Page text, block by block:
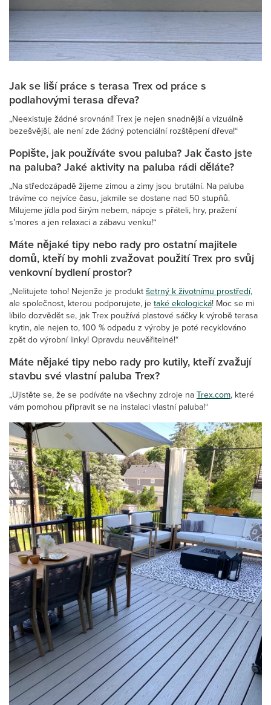
Jak se liší práce s terasa Trex od práce s
podlahovými terasa dřeva?
„Neexistuje žádné srovnání! Trex je nejen snadnější a vizuálně
bezešvější, ale není zde žádný potenciální rozštěpení dřeva!“
Popište, jak používáte svou paluba? Jak často jste
na paluba? Jaké aktivity na paluba rádi děláte?
„Na středozápadě žijeme zimou a zimy jsou brutální. Na paluba
trávíme co nejvíce času, jakmile se dostane nad 50 stupňů.
Milujeme jídla pod širým nebem, nápoje s přáteli, hry, pražení
s’mores a jen relaxaci a zábavu venku!“
Máte nějaké tipy nebo rady pro ostatní majitele
domů, kteří by mohli zvažovat použití Trex pro svůj
venkovní bydlení prostor?
„Nelitujete toho! Nejenže je produktšetrný k životnímu prostředí,
ale společnost, kterou podporujete, jetaké ekologická! Moc se mi
líbilo dozvědět se, jak Trex používá plastové sáčky k výrobě terasa
krytin, ale nejen to, 100 % odpadu z výroby je poté recyklováno
zpět do výrobní linky! Opravdu neuvěřitelné!“
Máte nějaké tipy nebo rady pro kutily, kteří zvažují
stavbu své vlastní paluba Trex?
„Ujistěte se, že se podíváte na všechny zdroje naTrex.com, které
vám pomohou připravit se na instalaci vlastní paluba!“